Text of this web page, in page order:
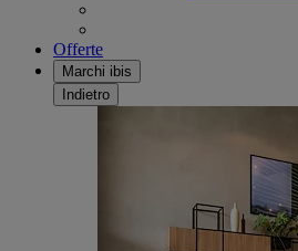
Offerte
Marchi ibis
Indietro